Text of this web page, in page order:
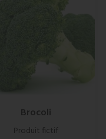
Brocoli
Produit fictif